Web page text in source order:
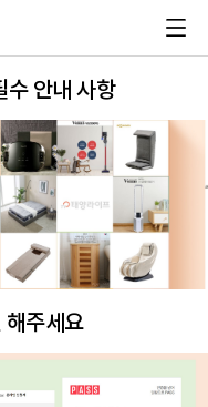
수 안내 사항
해주세요